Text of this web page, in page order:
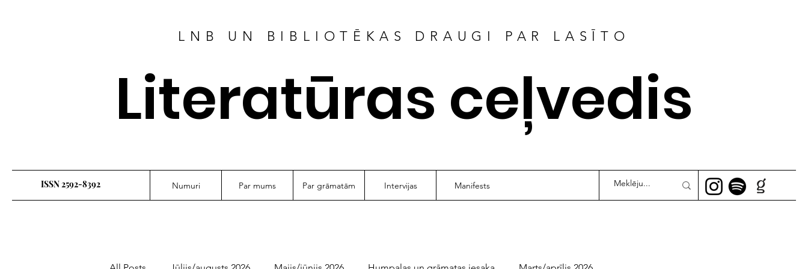
LNB UN BIBLIOTĒKAS DRAUGI PAR LASĪTO
Literatūras ceļvedis
ISSN 2592-8392 Numuri Par mums Par grāmatām Intervijas Manifests